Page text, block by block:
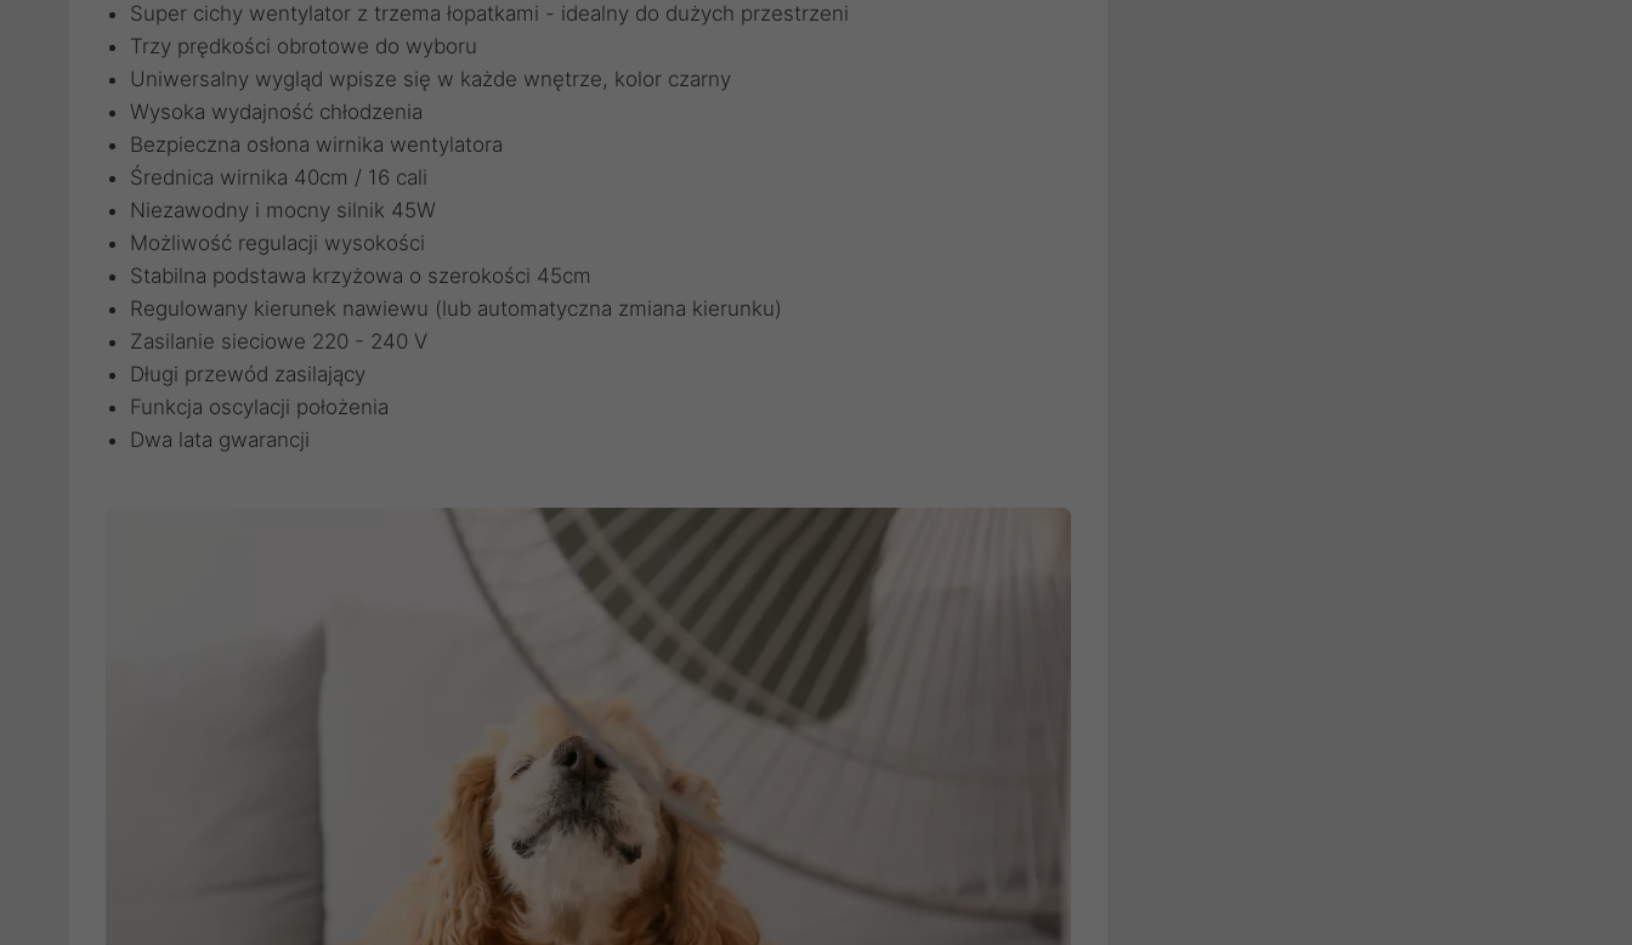
Super cichy wentylator z trzema łopatkami - idealny do dużych przestrzeni
Trzy prędkości obrotowe do wyboru
Uniwersalny wygląd wpisze się w każde wnętrze, kolor czarny
Wysoka wydajność chłodzenia
Bezpieczna osłona wirnika wentylatora
Średnica wirnika 40cm / 16 cali
Niezawodny i mocny silnik 45W
Możliwość regulacji wysokości
Stabilna podstawa krzyżowa o szerokości 45cm
Regulowany kierunek nawiewu (lub automatyczna zmiana kierunku)
Zasilanie sieciowe 220 - 240 V
Długi przewód zasilający
Funkcja oscylacji położenia
Dwa lata gwarancji